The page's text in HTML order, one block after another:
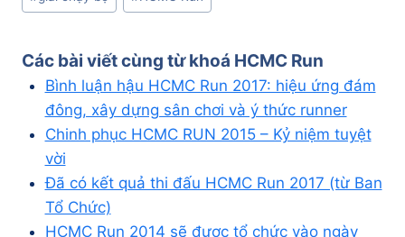
Tags:
Các bài viết cùng từ khoá HCMC Run
Bình luận hậu HCMC Run 2017: hiệu ứng đám
đông, xây dựng sân chơi và ý thức runner
Chinh phục HCMC RUN 2015 – Kỷ niệm tuyệt
vời
Đã có kết quả thi đấu HCMC Run 2017 (từ Ban
Tổ Chức)
HCMC Run 2014 sẽ được tổ chức vào ngày